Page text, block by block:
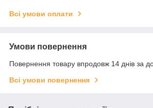
Всі умови оплати
Умови повернення
Повернення товару впродовж 14 днів за
Всі умови повернення